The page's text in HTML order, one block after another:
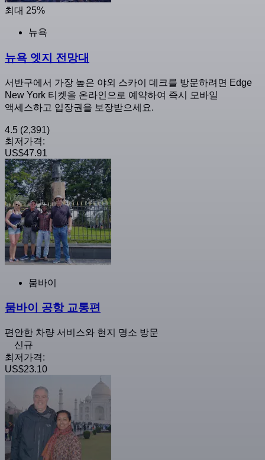
최대 25%
뉴욕
뉴욕 엣지 전망대
서반구에서 가장 높은 야외 스카이 데크를 방문하려면 Edge
New York 티켓을 온라인으로 예약하여 즉시 모바일
액세스하고 입장권을 보장받으세요.
4.5 (2,391)
최저가격:
US$47.91
뭄바이
뭄바이 공항 교통편
편안한 차량 서비스와 현지 명소 방문
신규
최저가격:
US$23.10